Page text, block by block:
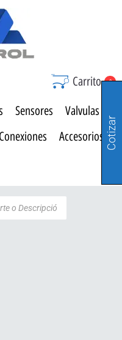
Carrito 0
Sensores
Valvulas
Conexiones
Accesorios Cotizar